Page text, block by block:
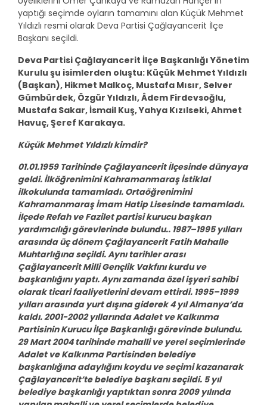
yaptığı seçimde oyların tamamını alan Küçük Mehmet
Yıldızlı resmi olarak Deva Partisi Çağlayancerit İlçe
Başkanı seçildi.
Deva Partisi Çağlayancerit İlçe Başkanlığı Yönetim
Kurulu şu isimlerden oluştu: Küçük Mehmet Yıldızlı
(Başkan), Hikmet Malkoç, Mustafa Mısır, Selver
Gümbürdek, Özgür Yıldızlı, Âdem Firdevsoğlu,
Mustafa Sakar, İsmail Kuş, Yahya Kızılseki, Ahmet
Havuç, Şeref Karakaya.
Küçük Mehmet Yıldızlı kimdir?
01.01.1959 Tarihinde Çağlayancerit İlçesinde dünyaya
geldi. İlköğrenimini Kahramanmaraş İstiklal
ilkokulunda tamamladı. Ortaöğrenimini
Kahramanmaraş İmam Hatip Lisesinde tamamladı.
İlçede Refah ve Fazilet partisi kurucu başkan
yardımcılığı görevlerinde bulundu.. 1987–1995 yılları
arasında üç dönem Çağlayancerit Fatih Mahalle
Muhtarlığına seçildi. Aynı tarihler arası
Çağlayancerit Milli Gençlik Vakfını kurdu ve
başkanlığını yaptı. Aynı zamanda özel işyeri sahibi
olarak ticari faaliyetlerini devam ettirdi. 1995–1999
yılları arasında yurt dışına giderek 4 yıl Almanya’da
kaldı. 2001-2002 yıllarında Adalet ve Kalkınma
Partisinin Kurucu İlçe Başkanlığı görevinde bulundu.
29 Mart 2004 tarihinde mahalli ve yerel seçimlerinde
Adalet ve Kalkınma Partisinden belediye
başkanlığına adaylığını koydu ve seçimi kazanarak
Çağlayancerit’te belediye başkanı seçildi. 5 yıl
belediye başkanlığı yaptıktan sonra 2009 yılında